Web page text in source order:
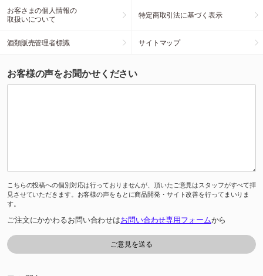
お客さまの個人情報の
取扱いについて
特定商取引法に基づく表示
酒類販売管理者標識 サイトマップ
お客様の声をお聞かせください
こちらの投稿への個別対応は行っておりませんが、頂いたご意見はスタッフがすべて拝
見させていただきます。お客様の声をもとに商品開発・サイト改善を行ってまいりま
す。
ご注文にかかわるお問い合わせはお問い合わせ専用フォームから